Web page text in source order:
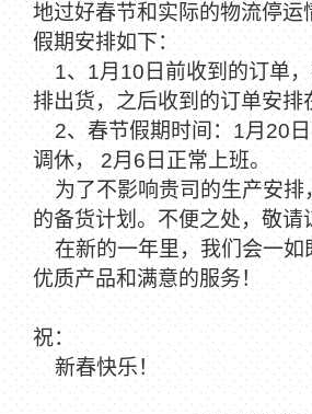
地过好春节和实际的物流停运
假期安排如下：
1、1月10日前收到的订单
排出货，之后收到的订单安排
2、春节假期时间：1月 20日
调休，2月6日正常上班。
为了不影响贵司的生产安排
的备货计划。不便之处，敬请
在新的一年里，我们会一如
优质产品和满意的服务！
祝：
新春快乐！